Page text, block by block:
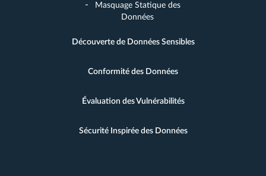
Masquage Statique des
Données
Découverte de Données Sensibles
Conformité des Données
Évaluation des Vulnérabilités
Sécurité Inspirée des Données